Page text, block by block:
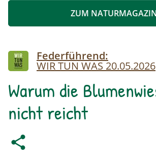
ZUM NATURMAGAZIN
ImageFederführend:
WIR TUN WAS 20.05.2026
Warum die
nicht reicht